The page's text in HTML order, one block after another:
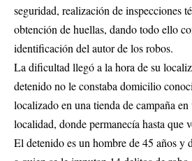
seguridad, realización de inspecciones
obtención de huellas, dando todo ello
identificación del autor de los robos.
La dificultad llegó a la hora de su
detenido no le constaba domicilio
localizado en una tienda de campaña
localidad, donde permanecía hasta que
El detenido es un hombre de 45 años y